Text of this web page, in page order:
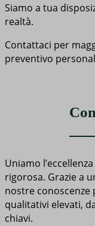
Siamo a tua
realtà.
Contattaci per
preventivo
Uniamo
rigorosa. Grazie a
nostre
qualitativi elevati,
chiavi.